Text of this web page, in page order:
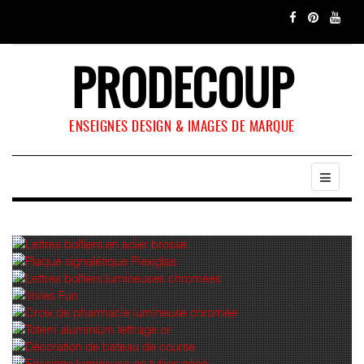
PRODECOUP
ENSEIGNES DESIGN & IMAGES DE MARQUE